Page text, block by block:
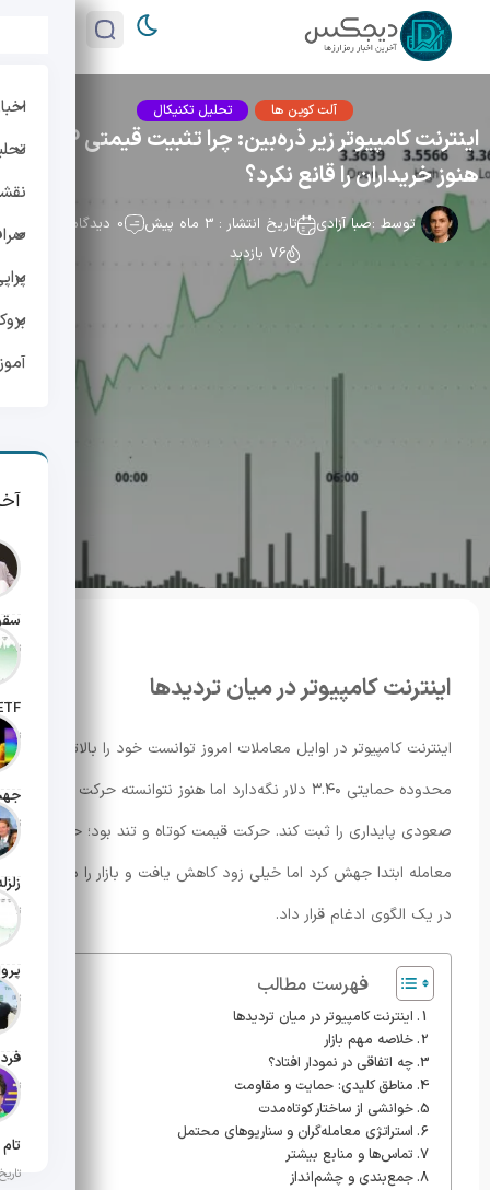
تاریخ
تاریخ
تاریخ
تاریخ
تاریخ
تاریخ
تاریخ
آلت کوین ها تحلیل تکنیکال
اینترنت کامپیوتر زیر ذره‌بین: چرا تثبیت قیمتی ICP
هنوز خریداران را قانع نکرد؟
توسط :صبا آزادی تاریخ انتشار : 3 ماه پیش
0 دیدگاه
76 بازدید
اینترنت کامپیوتر در میان تردیدها
اینترنت کامپیوتر در اوایل معاملات امروز توانست خود را بالاتر از
محدوده حمایتی ۳.۴۰ دلار نگه‌دارد اما هنوز نتوانسته حرکت
صعودی پایداری را ثبت کند. حرکت قیمت کوتاه و تند بود؛ حجم
معامله ابتدا جهش کرد اما خیلی زود کاهش یافت و بازار را دوباره
در یک الگوی ادغام قرار داد.
فهرست مطالب
اینترنت کامپیوتر در میان تردیدها
خلاصه مهم بازار
چه اتفاقی در نمودار افتاد؟
مناطق کلیدی: حمایت و مقاومت
خوانشی از ساختار کوتاه‌مدت
استراتژی معامله‌گران و سناریوهای محتمل
تماس‌ها و منابع بیشتر
جمع‌بندی و چشم‌انداز